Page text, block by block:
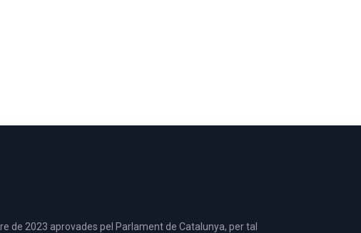
de 2023 aprovades pel Parlament de Catalunya, per tal